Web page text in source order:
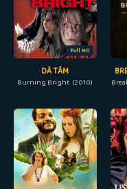
Full HD
DÃ TÂM
Burning Bright (2010)